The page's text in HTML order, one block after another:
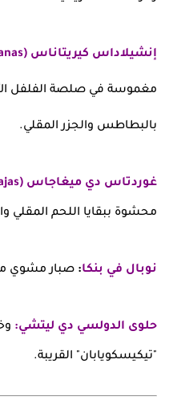
إنشيلاداس كيريتاناس (Enchiladas Queretanas)
مغموسة في صلصة الفلفل
بالبطاطس والجزر المقلي.
غوردتاس دي ميغاجاس (Gorditas de Migajas):
محشوة ببقايا اللحم المقلي
نوبال في بنكا: صبار مشوي
حلوى الدولسي دي ليتشي:
"تيكيسكويابان" القريبة.